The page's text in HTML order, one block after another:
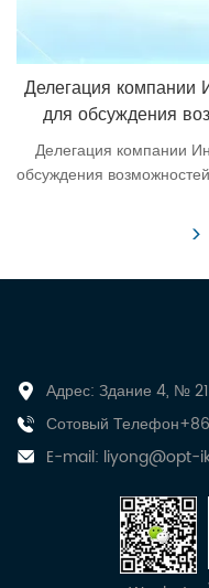
Делегация компании
для обсуждения возможностей сотрудничества в
сфере
Делегация компании
обсуждения возможностей сотрудничества в сфере оптических
Адрес: Здание 4, №
Сотовый
E-mail: liyong@opt-